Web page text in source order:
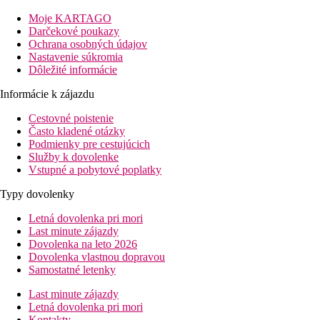
Vzdialenosť
pláž: 0 m
letisko: 50 km
centrum: 4 km
Dvojlôžková izba
individuálne ovládateľná klimatizácia (hlavná sezóna)
telefón
TV/sat.
chladnička (zadarmo)
trezor na izbe (zadarmo)
balkón alebo terasa
Ostatné typy izieb (pokiaľ nie je uvedené inak, majú izby vyššie
Dvojposteľová izba, Výhľad mora
vstupná hala s recepciou
hlavná reštaurácia
Moje KARTAGO
Darčekové poukazy
Ochrana osobných údajov
Nastavenie súkromia
Dôležité informácie
Informácie k zájazdu
Cestovné poistenie
Často kladené otázky
Podmienky pre cestujúcich
Služby k dovolenke
Vstupné a pobytové poplatky
Typy dovolenky
Letná dovolenka pri mori
Last minute zájazdy
Dovolenka na leto 2026
Dovolenka vlastnou dopravou
Samostatné letenky
Last minute zájazdy
Letná dovolenka pri mori